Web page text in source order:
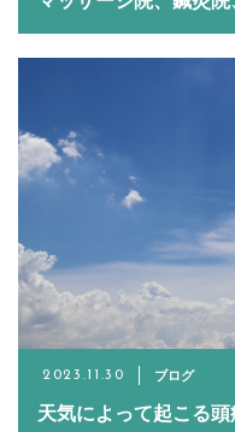
2023.11.30 ブログ
天気によって起こる